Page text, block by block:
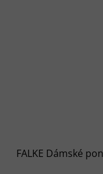
FALKE Dámské